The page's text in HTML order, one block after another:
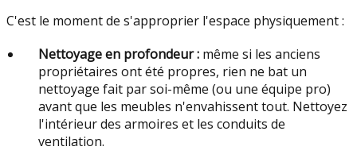
C'est le moment de s'approprier l'espace physiquement :
Nettoyage en profondeur : même si les anciens
propriétaires ont été propres, rien ne bat un
nettoyage fait par soi-même (ou une équipe pro)
avant que les meubles n'envahissent tout. Nettoyez
l'intérieur des armoires et les conduits de
ventilation.